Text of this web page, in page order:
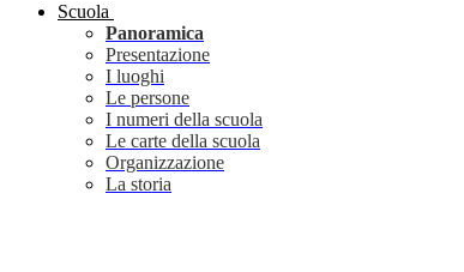
Scuola
Panoramica
Presentazione
I luoghi
Le persone
I numeri della scuola
Le carte della scuola
Organizzazione
La storia